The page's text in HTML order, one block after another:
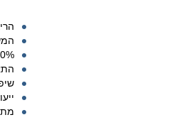
0% ביורוקרטיה מול הבנקים!